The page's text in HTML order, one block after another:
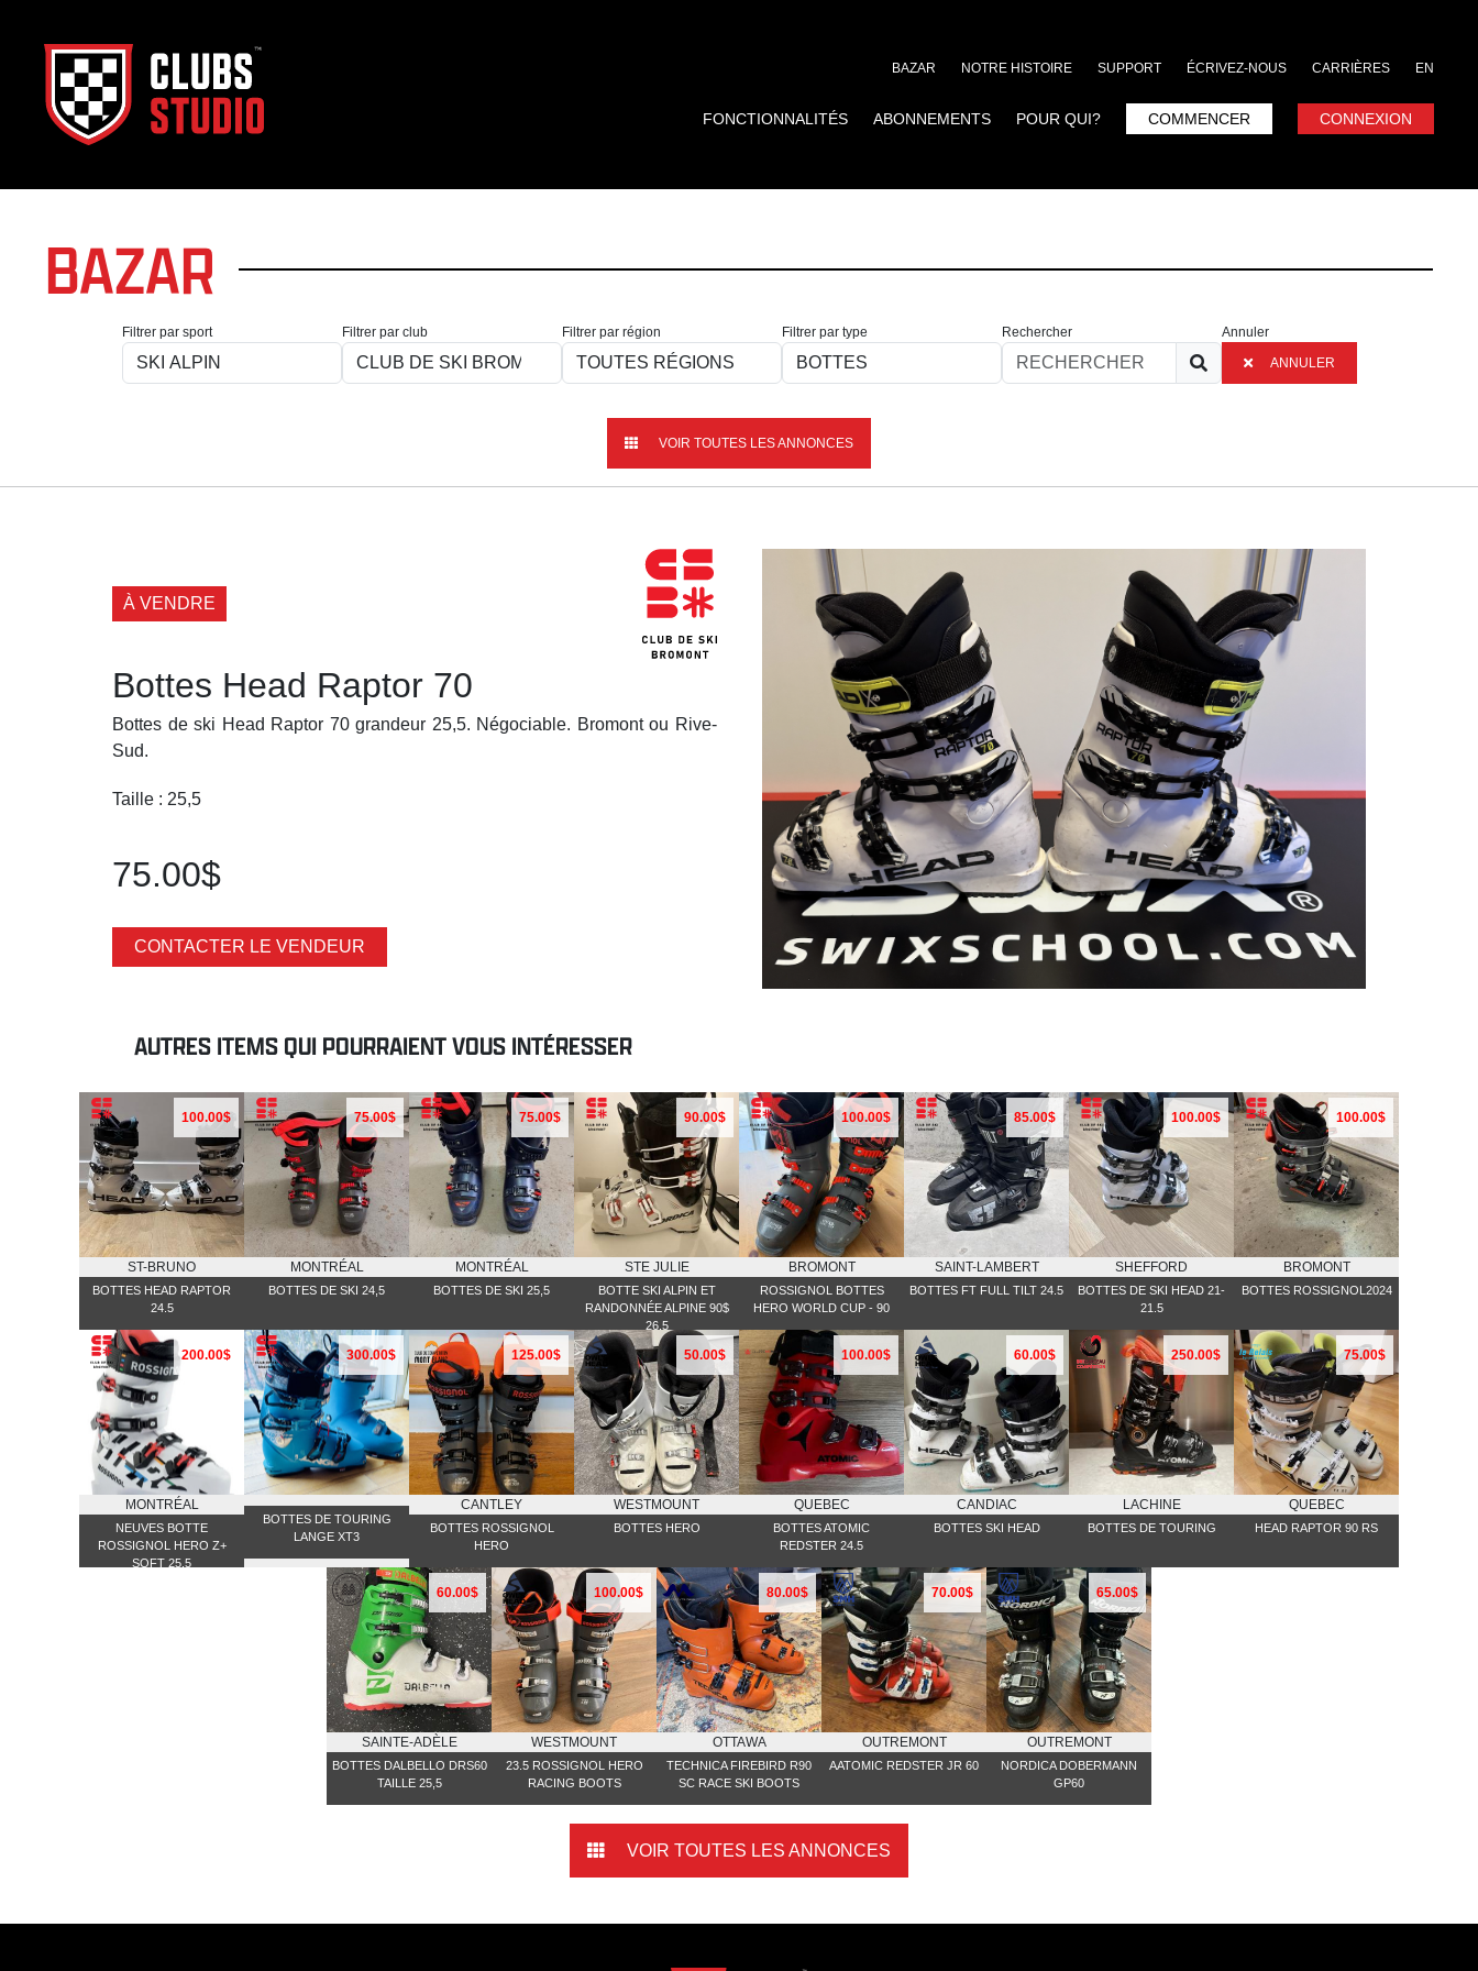
BAZAR NOTRE HISTOIRE SUPPORT ÉCRIVEZ-NOUS CARRIÈRES EN
FONCTIONNALITÉS ABONNEMENTS POUR QUI? COMMENCER CONNEXION
BAZAR
Filtrer par sport Filtrer par club Filtrer par région Filtrer par type Rechercher
Annuler
ANNULER
VOIR TOUTES LES ANNONCES
À VENDRE
Bottes Head Raptor 70
Bottes de ski Head Raptor 70 grandeur 25,5. Négociable. Bromont ou Rive-
Sud.
Taille : 25,5
75.00$
CONTACTER LE VENDEUR
AUTRES ITEMS QUI POURRAIENT VOUS INTÉRESSER
100.00$
ST-BRUNO
BOTTES HEAD RAPTOR
24.5
75.00$
MONTRÉAL
BOTTES DE SKI 24,5
75.00$
MONTRÉAL
BOTTES DE SKI 25,5
90.00$
STE JULIE
BOTTE SKI ALPIN ET
RANDONNÉE ALPINE 90$
26.5
100.00$
BROMONT
ROSSIGNOL BOTTES
HERO WORLD CUP - 90
85.00$
SAINT-LAMBERT
BOTTES FT FULL TILT 24.5
100.00$
SHEFFORD
BOTTES DE SKI HEAD 21-
21.5
100.00$
BROMONT
BOTTES ROSSIGNOL2024
200.00$
MONTRÉAL
NEUVES BOTTE
ROSSIGNOL HERO Z+
SOFT 25.5
300.00$
BOTTES DE TOURING
LANGE XT3
125.00$
CANTLEY
BOTTES ROSSIGNOL
HERO
50.00$
WESTMOUNT
BOTTES HERO
100.00$
QUEBEC
BOTTES ATOMIC
REDSTER 24.5
60.00$
CANDIAC
BOTTES SKI HEAD
250.00$
LACHINE
BOTTES DE TOURING
75.00$
QUEBEC
HEAD RAPTOR 90 RS
60.00$
SAINTE-ADÈLE
BOTTES DALBELLO DRS60
TAILLE 25,5
100.00$
WESTMOUNT
23.5 ROSSIGNOL HERO
RACING BOOTS
80.00$
OTTAWA
TECHNICA FIREBIRD R90
SC RACE SKI BOOTS
70.00$
OUTREMONT
AATOMIC REDSTER JR 60
65.00$
OUTREMONT
NORDICA DOBERMANN
GP60
VOIR TOUTES LES ANNONCES